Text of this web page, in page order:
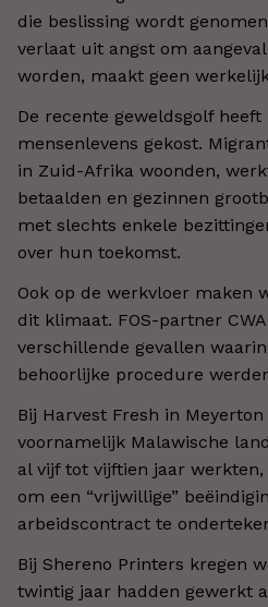
die beslissing wordt
verlaat uit angst om
worden, maakt geen
De recente geweldsgolf heeft
mensenlevens gekost.
in Zuid-Afrika woonden,
betaalden en gezinnen
met slechts enkele
over hun toekomst.
Ook op de werkvloer maken
dit klimaat. FOS-partner
verschillende gevallen
behoorlijke procedure
Bij Harvest Fresh in
voornamelijk Malawische
al vijf tot vijftien jaar
om een “vrijwillige”
arbeidscontract te
Bij Shereno Printers kregen
twintig jaar hadden gewerkt